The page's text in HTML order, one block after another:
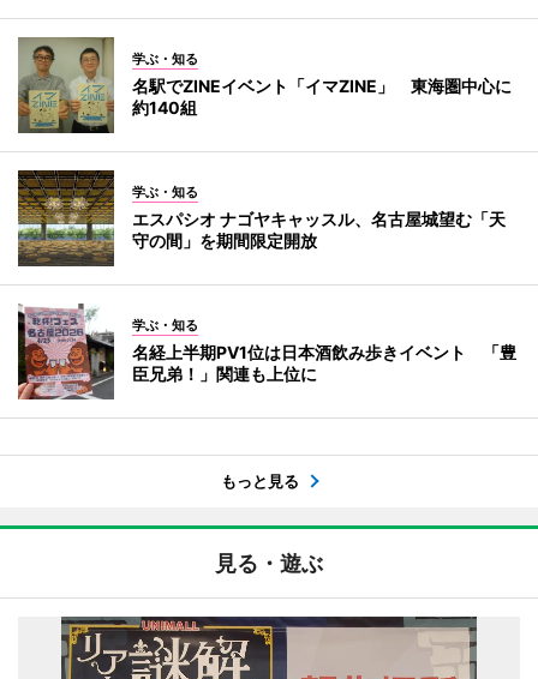
学ぶ・知る
名駅でZINEイベント「イマZINE」 東海圏中心に
約140組
学ぶ・知る
エスパシオ ナゴヤキャッスル、名古屋城望む「天
守の間」を期間限定開放
学ぶ・知る
名経上半期PV1位は日本酒飲み歩きイベント 「豊
臣兄弟！」関連も上位に
もっと見る
見る・遊ぶ